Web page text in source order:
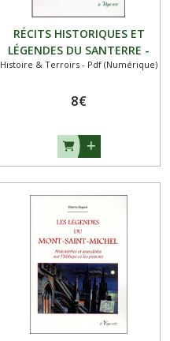
RÉCITS HISTORIQUES ET
LÉGENDES DU SANTERRE -
Première partie - PDF
Histoire & Terroirs - Pdf (Numérique)
8€